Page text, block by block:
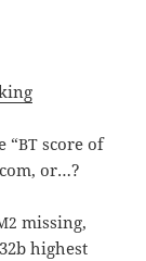
“BT score of
or…?
mis­sing,
hig­hest